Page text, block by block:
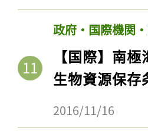
政府・国際機関
【国際】南
生物資源保存
2016/11/16